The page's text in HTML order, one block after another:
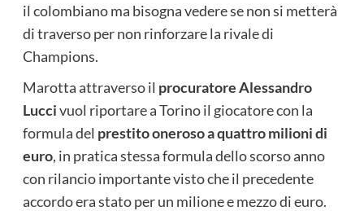
il colombiano ma bisogna vedere se non si metterà
di traverso per non rinforzare la rivale di
Champions.
Marotta attraverso il procuratore Alessandro
Luccivuol riportare a Torino il giocatore con la
formula del prestito oneroso a quattro milioni di
euro, in pratica stessa formula dello scorso anno
con rilancio importante visto che il precedente
accordo era stato per un milione e mezzo di euro.